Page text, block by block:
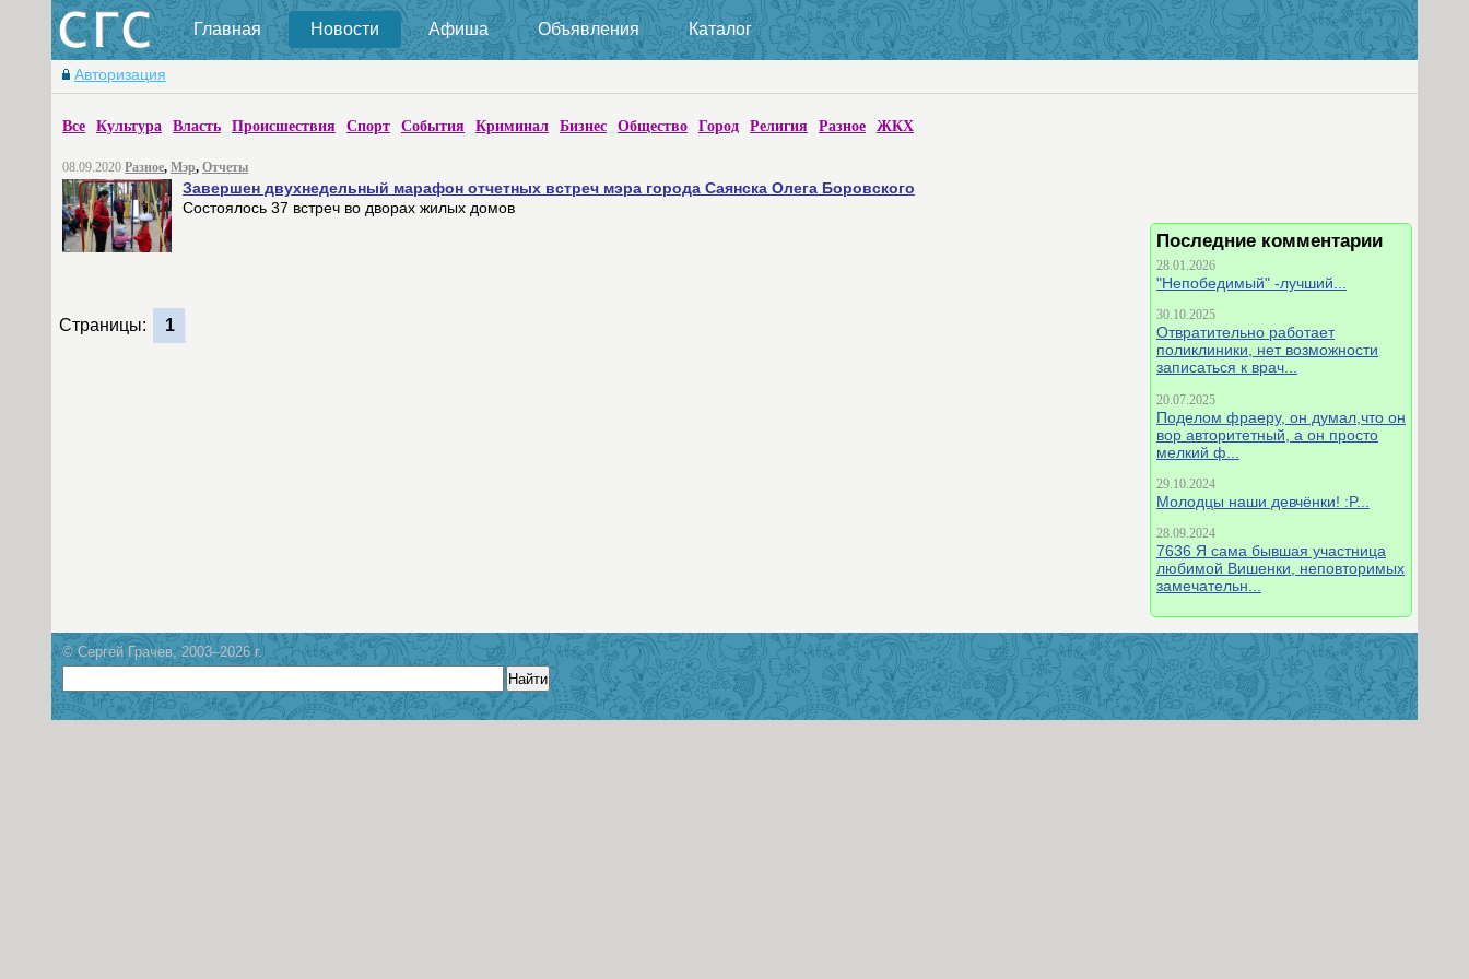
Главная Новости Афиша Объявления Каталог
Авторизация
Все Культура Власть Происшествия Спорт События Криминал Бизнес Общество Город Религия Разное ЖКХ
Последние комментарии
28.01.2026
"Непобедимый" -лучший...
30.10.2025
Отвратительно работает
поликлиники, нет возможности
записаться к врач...
20.07.2025
Поделом фраеру, он думал,что он
вор авторитетный, а он просто
мелкий ф...
29.10.2024
Молодцы наши девчёнки! :P...
28.09.2024
7636 Я сама бывшая участница
любимой Вишенки, неповторимых
замечательн...
08.09.2020 Разное, Мэр, Отчеты
Завершен двухнедельный марафон отчетных встреч мэра города Саянска Олега Боровского
Состоялось 37 встреч во дворах жилых домов
Страницы: 1
© Сергей Грачев, 2003–2026 г.
Найти